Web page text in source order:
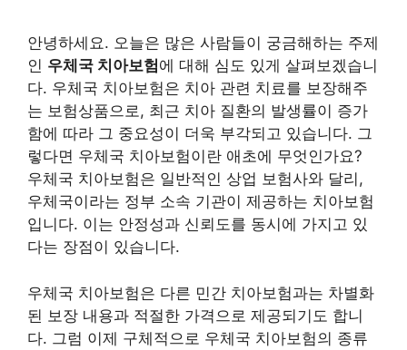
안녕하세요. 오늘은 많은 사람들이 궁금해하는 주제
인 우체국 치아보험에 대해 심도 있게 살펴보겠습니
다. 우체국 치아보험은 치아 관련 치료를 보장해주
는 보험상품으로, 최근 치아 질환의 발생률이 증가
함에 따라 그 중요성이 더욱 부각되고 있습니다. 그
렇다면 우체국 치아보험이란 애초에 무엇인가요?
우체국 치아보험은 일반적인 상업 보험사와 달리,
우체국이라는 정부 소속 기관이 제공하는 치아보험
입니다. 이는 안정성과 신뢰도를 동시에 가지고 있
다는 장점이 있습니다.
우체국 치아보험은 다른 민간 치아보험과는 차별화
된 보장 내용과 적절한 가격으로 제공되기도 합니
다. 그럼 이제 구체적으로 우체국 치아보험의 종류